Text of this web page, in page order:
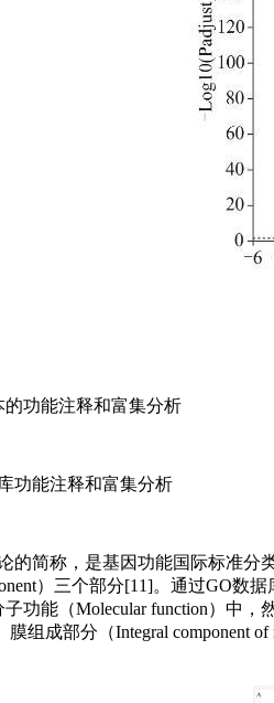
的功能注释和富集分析
功能注释和富集分析
的简称，是基因功能国际标准分
）三个部分[11]。通过GO
功能（Molecular function）中，
膜组成部分（Integral